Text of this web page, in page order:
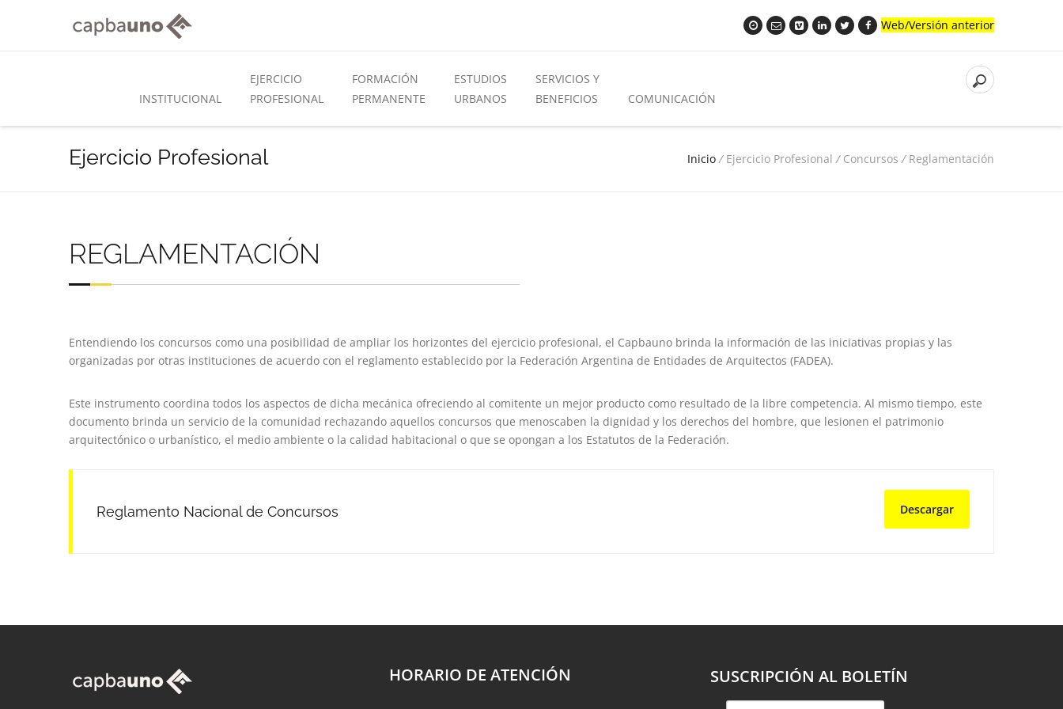
Web/Versión anterior
INSTITUCIONAL
EJERCICIO
PROFESIONAL
FORMACIÓN
PERMANENTE
ESTUDIOS
URBANOS
SERVICIOS Y
BENEFICIOS
COMUNICACIÓN
Ejercicio Profesional Inicio /Ejercicio Profesional/Concursos/Reglamentación
REGLAMENTACIÓN
Entendiendo los concursos como una posibilidad de ampliar los horizontes del ejercicio profesional, el Capbauno brinda la información de las iniciativas propias y las
organizadas por otras instituciones de acuerdo con el reglamento establecido por la Federación Argentina de Entidades de Arquitectos (FADEA).
Este instrumento coordina todos los aspectos de dicha mecánica ofreciendo al comitente un mejor producto como resultado de la libre competencia. Al mismo tiempo, este
documento brinda un servicio de la comunidad rechazando aquellos concursos que menoscaben la dignidad y los derechos del hombre, que lesionen el patrimonio
arquitectónico o urbanístico, el medio ambiente o la calidad habitacional o que se opongan a los Estatutos de la Federación.
Reglamento Nacional de Concursos Descargar
HORARIO DE ATENCIÓN SUSCRIPCIÓN AL BOLETÍN